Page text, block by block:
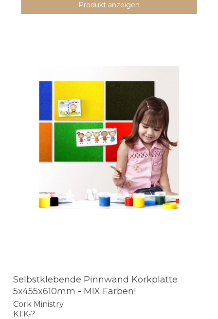
Produkt anzeigen
Selbstklebende Pinnwand Korkplatte
5x455x610mm - MIX Farben!
Cork Ministry
KTK-?